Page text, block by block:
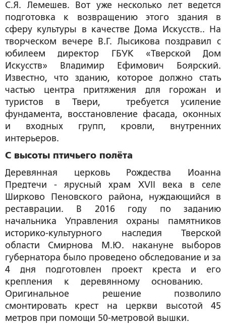
С.Я. Лемешев. Вот уже несколько лет ведется
подготовка к возвращению этого здания в
сферу культуры в качестве Дома Искусств.. На
творческом вечере В.Г. Лысикова поздравил с
юбилеем директор ГБУК «Тверской Дом
Искусств» Владимир Ефимович Боярский.
Известно, что зданию, которое должно стать
частью центра притяжения для горожан и
туристов в Твери, требуется усиление
фундамента, восстановление фасада, оконных
и входных групп, кровли, внутренних
интерьеров.
С высоты птичьего полёта
Деревянная церковь Рождества Иоанна
Предтечи - ярусный храм XVII века в селе
Ширково Пеновского района, нуждающийся в
реставрации. В 2016 году по заданию
начальника Управления охраны памятников
историко-культурного наследия Тверской
области Смирнова М.Ю. накануне выборов
губернатора было проведено обследование и за
4 дня подготовлен проект креста и его
крепления к деревянному основанию.
Оригинальное решение позволило
смонтировать крест на церкви высотой 45
метров при помощи 50-метровой вышки.